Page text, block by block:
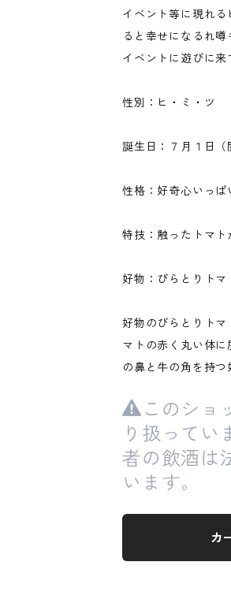
イベント等に現れ
ると幸せになるれ
イベントに遊びに来
性別：ヒ・ミ・ツ
誕生日：７月１日（
性格：好奇心いっぱ
特技：触ったトマト
好物：びらとりト
好物のびらとりト
マトの赤く丸い体
の鼻と牛の角を持つ
このショ
り扱ってい
者の飲酒は
います。
カ